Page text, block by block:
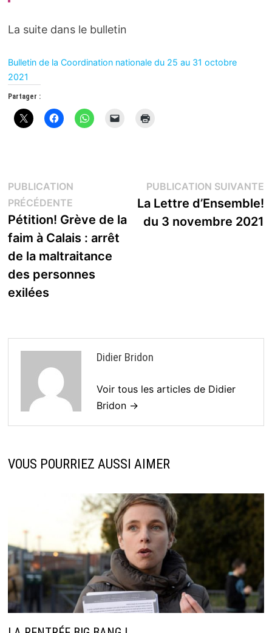
La suite dans le bulletin
Bulletin de la Coordination nationale du 25 au 31 octobre
2021
Partager :
Navigation
de
l’article
PUBLICATION
PRÉCÉDENTEPublication
précédente :
Pétition! Grève de la
faim à Calais : arrêt
de la maltraitance
des personnes
exilées
PUBLICATION SUIVANTE
La Lettre d’Ensemble!
du 3 novembre 2021
Didier Bridon
Voir tous les articles de Didier
Bridon →
VOUS POURRIEZ AUSSI AIMER